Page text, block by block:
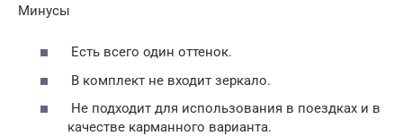
Минусы
Есть всего один оттенок.
В комплект не входит зеркало.
Не подходит для использования в поездках и в
качестве карманного варианта.